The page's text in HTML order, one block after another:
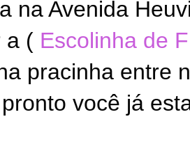
na Avenida
a ( Escolinha de
pracinha entre
você já